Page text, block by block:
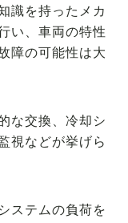
識を持ったメカ
い、車両の特性
障の可能性は大
な交換、冷却シ
視などが挙げら
ステムの負荷を